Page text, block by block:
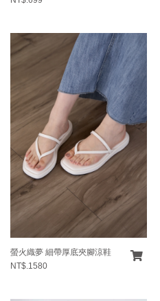
螢火織夢 細帶厚底夾腳涼鞋
NT$.1580